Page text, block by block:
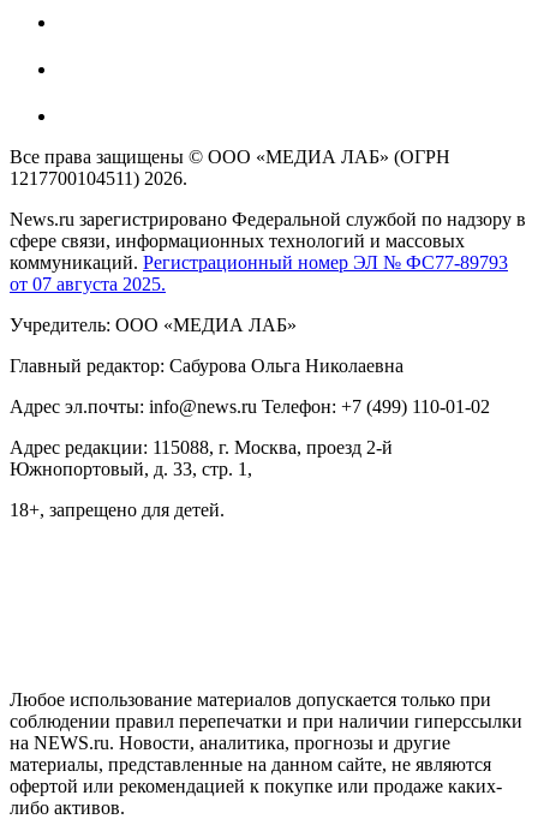
Все права защищены © ООО «МЕДИА ЛАБ» (ОГРН
1217700104511) 2026.
News.ru зарегистрировано Федеральной службой по надзору в
сфере связи, информационных технологий и массовых
коммуникаций. Регистрационный номер ЭЛ № ФС77-89793
от 07 августа 2025.
Учредитель: ООО «МЕДИА ЛАБ»
Главный редактор: Сабурова Ольга Николаевна
Адрес эл.почты: info@news.ru Телефон: +7 (499) 110-01-02
Адрес редакции: 115088, г. Москва, проезд 2-й
Южнопортовый, д. 33, стр. 1,
18+, запрещено для детей.
Любое использование материалов допускается только при
соблюдении правил перепечатки и при наличии гиперссылки
на NEWS.ru. Новости, аналитика, прогнозы и другие
материалы, представленные на данном сайте, не являются
офертой или рекомендацией к покупке или продаже каких-
либо активов.